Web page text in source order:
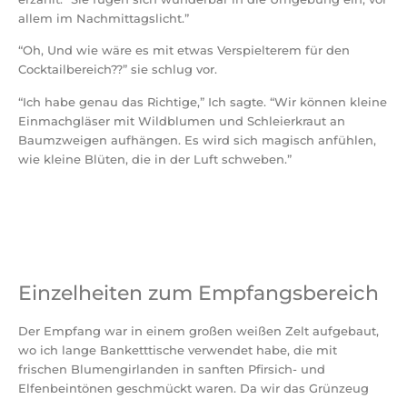
allem im Nachmittagslicht.”
“Oh, Und wie wäre es mit etwas Verspielterem für den
Cocktailbereich??” sie schlug vor.
“Ich habe genau das Richtige,” Ich sagte. “Wir können kleine
Einmachgläser mit Wildblumen und Schleierkraut an
Baumzweigen aufhängen. Es wird sich magisch anfühlen,
wie kleine Blüten, die in der Luft schweben.”
Einzelheiten zum Empfangsbereich
Der Empfang war in einem großen weißen Zelt aufgebaut,
wo ich lange Banketttische verwendet habe, die mit
frischen Blumengirlanden in sanften Pfirsich- und
Elfenbeintönen geschmückt waren. Da wir das Grünzeug